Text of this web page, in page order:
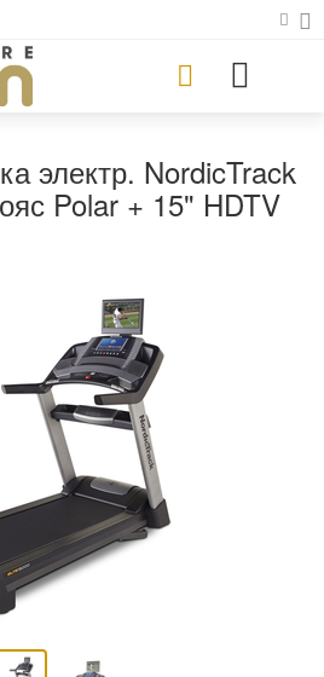
электр. NordicTrack
Polar + 15" HDTV